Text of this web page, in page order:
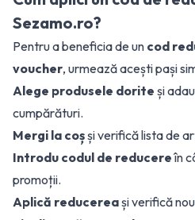
Sezamo.ro?
Pentru a beneficia de un cod
voucher, urmează acești pași
Alege produsele dorite și
cumpărături.
Mergi la coșși verifică lista de
Introdu codul de reducereîn
promoții.
Aplică reducereași verifică